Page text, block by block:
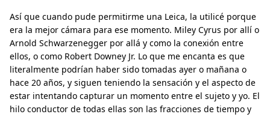
Así que cuando pude permitirme una Leica, la utilicé porque
era la mejor cámara para ese momento. Miley Cyrus por allí o
Arnold Schwarzenegger por allá y como la conexión entre
ellos, o como Robert Downey Jr. Lo que me encanta es que
literalmente podrían haber sido tomadas ayer o mañana o
hace 20 años, y siguen teniendo la sensación y el aspecto de
estar intentando capturar un momento entre el sujeto y yo. El
hilo conductor de todas ellas son las fracciones de tiempo y